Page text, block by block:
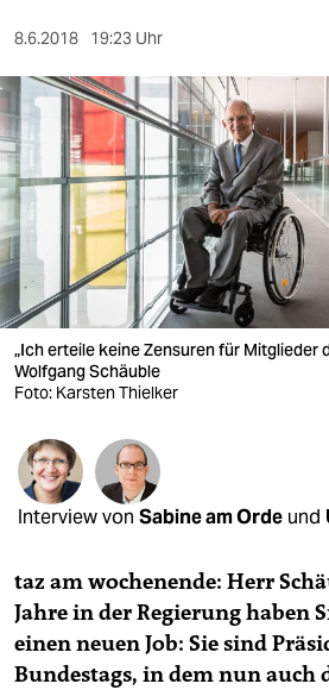
sport
berlin
nord
wahrheit
verlag
verlag
veranstaltungen
fragen & hilfe
unterstützen
genossenschaft
epaper login
8.6.2018 19:23 Uhr
„Ich erteile keine Zensuren für Mitglieder
Wolfgang Schäuble
Foto: Karsten Thielker
Interview von Sabine am Orde und
taz am wochenende: Herr
Jahre in der Regierung haben
einen neuen Job: Sie sind
Bundestags, in dem nun auch